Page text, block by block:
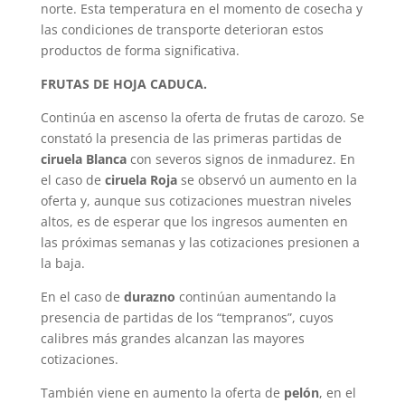
norte. Esta temperatura en el momento de cosecha y
las condiciones de transporte deterioran estos
productos de forma significativa.
FRUTAS DE HOJA CADUCA.
Continúa en ascenso la oferta de frutas de carozo. Se
constató la presencia de las primeras partidas de
ciruela Blancacon severos signos de inmadurez. En
el caso de ciruela Rojase observó un aumento en la
oferta y, aunque sus cotizaciones muestran niveles
altos, es de esperar que los ingresos aumenten en
las próximas semanas y las cotizaciones presionen a
la baja.
En el caso de durazno continúan aumentando la
presencia de partidas de los “tempranos”, cuyos
calibres más grandes alcanzan las mayores
cotizaciones.
También viene en aumento la oferta de pelón, en el